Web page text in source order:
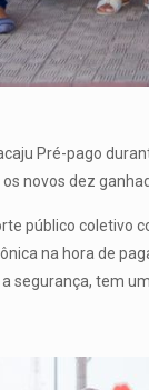
Pré-pago
novos dez
público coletivo
na hora de
tem